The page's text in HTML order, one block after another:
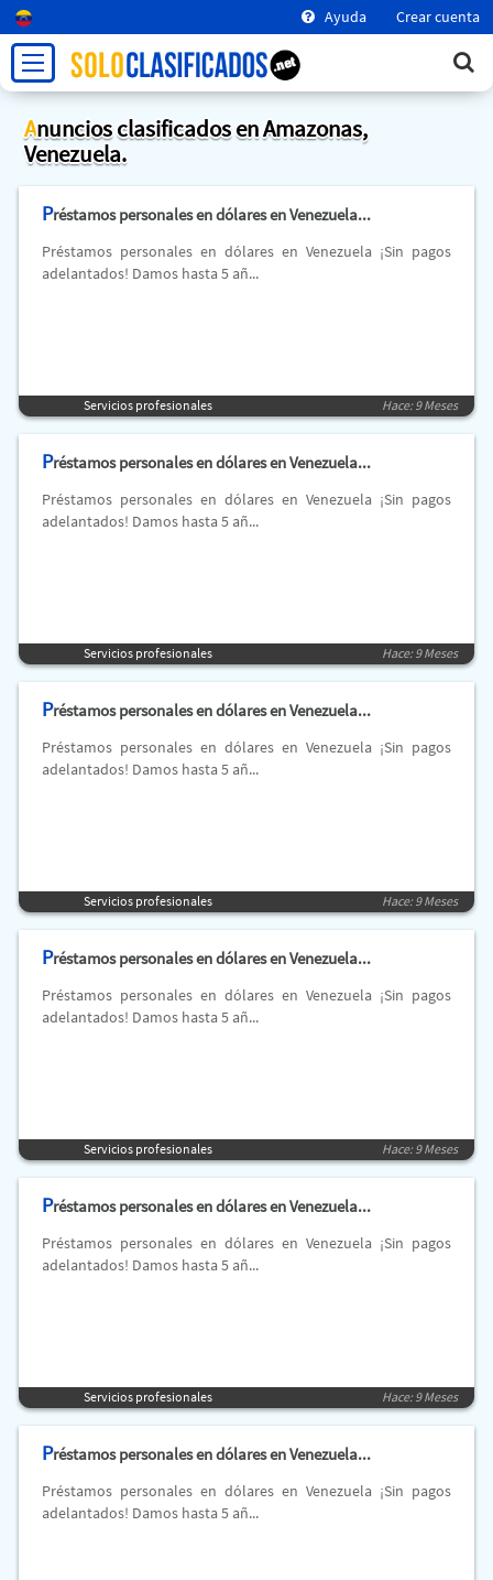
Ayuda Crear cuenta
Anuncios clasificados en Amazonas,
Venezuela.
Préstamos personales en dólares en Venezuela...
Préstamos personales en dólares en Venezuela ¡Sin pagos
adelantados! Damos hasta 5 añ...
Servicios profesionales Hace: 9 Meses
Préstamos personales en dólares en Venezuela...
Préstamos personales en dólares en Venezuela ¡Sin pagos
adelantados! Damos hasta 5 añ...
Servicios profesionales Hace: 9 Meses
Préstamos personales en dólares en Venezuela...
Préstamos personales en dólares en Venezuela ¡Sin pagos
adelantados! Damos hasta 5 añ...
Servicios profesionales Hace: 9 Meses
Préstamos personales en dólares en Venezuela...
Préstamos personales en dólares en Venezuela ¡Sin pagos
adelantados! Damos hasta 5 añ...
Servicios profesionales Hace: 9 Meses
Préstamos personales en dólares en Venezuela...
Préstamos personales en dólares en Venezuela ¡Sin pagos
adelantados! Damos hasta 5 añ...
Servicios profesionales Hace: 9 Meses
Préstamos personales en dólares en Venezuela...
Préstamos personales en dólares en Venezuela ¡Sin pagos
adelantados! Damos hasta 5 añ...